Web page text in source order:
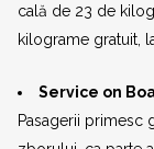
cală de 23 de
kilograme gratuit,
Service on
Pasagerii primesc